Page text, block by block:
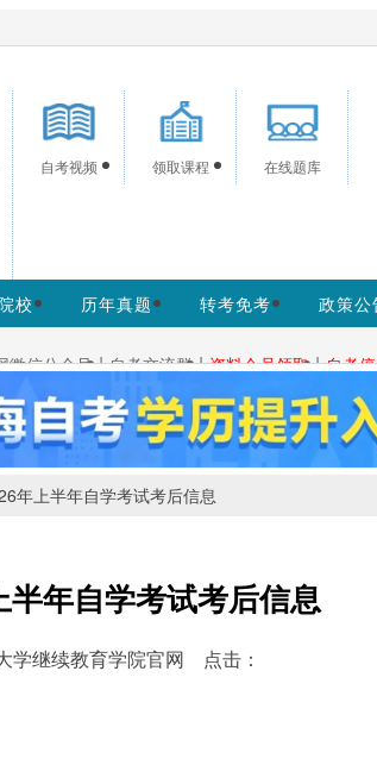
习交流使用，非政府官方网站，官方信息以上海教
自考视频 领取课程 在线题库
校 历年真题 转考免考 政策公
微信公众号 | 自考交流群 | 资料会员领取 | 自考
年上半年自学考试考后信息
年自学考试考后信息
学继续教育学院官网 点击：